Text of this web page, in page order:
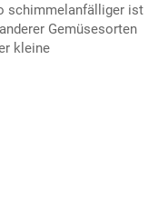
schimmelanfälliger ist
Gemüsesorten
kleine